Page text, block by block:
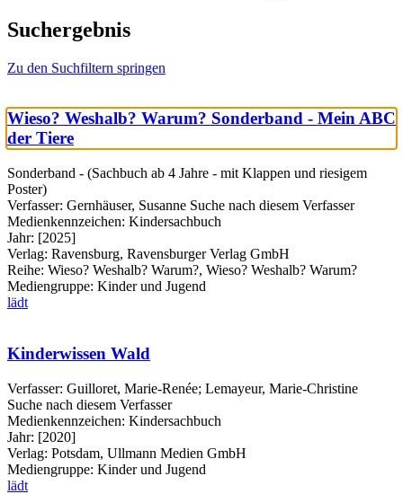
Suchergebnis
Zu den Suchfiltern springen
Wieso? Weshalb? Warum? Sonderband - Mein ABC
der Tiere
Sonderband - (Sachbuch ab 4 Jahre - mit Klappen und riesigem
Poster)
Verfasser: Gernhäuser, Susanne Suche nach diesem Verfasser
Medienkennzeichen: Kindersachbuch
Jahr: [2025]
Verlag: Ravensburg, Ravensburger Verlag GmbH
Reihe: Wieso? Weshalb? Warum?, Wieso? Weshalb? Warum?
Mediengruppe: Kinder und Jugend
lädt
Kinderwissen Wald
Verfasser: Guilloret, Marie-Renée; Lemayeur, Marie-Christine
Suche nach diesem Verfasser
Medienkennzeichen: Kindersachbuch
Jahr: [2020]
Verlag: Potsdam, Ullmann Medien GmbH
Mediengruppe: Kinder und Jugend
lädt